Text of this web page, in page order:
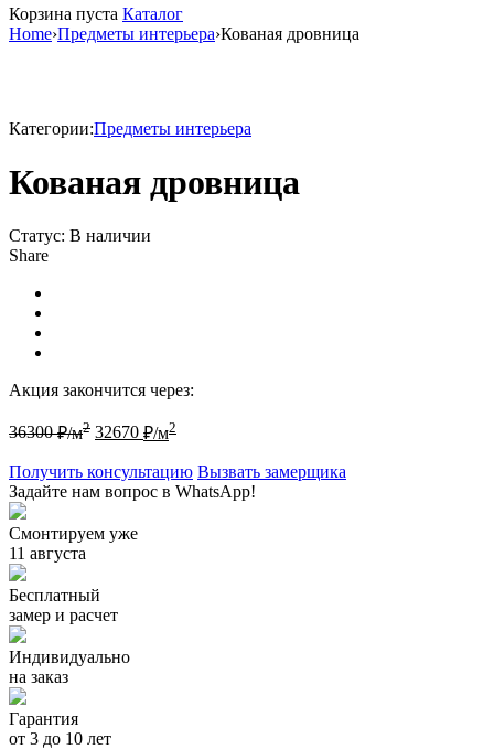
Корзина пуста Каталог
Home›Предметы интерьера›Кованая дровница
Категории:Предметы интерьера
Кованая дровница
Статус: В наличии
Share
Акция закончится через:
36300₽/м2 32670 ₽/м2
Получить консультацию Вызвать замерщика
Задайте нам вопрос в WhatsApp!
Смонтируем уже
11 августа
Бесплатный
замер и расчет
Индивидуально
на заказ
Гарантия
от 3 до 10 лет